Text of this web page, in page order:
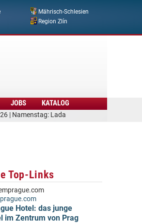
Mährisch-Schlesien
Region Zlín
| Namenstag: Lada
JOBS KATALOG
Top-Links
Hotel: das junge
im Zentrum von Prag